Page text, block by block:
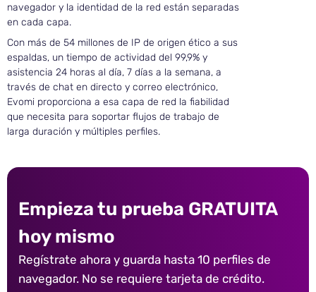
navegador y la identidad de la red están separadas
en cada capa.
Con más de 54 millones de IP de origen ético a sus
espaldas, un tiempo de actividad del 99,9% y
asistencia 24 horas al día, 7 días a la semana, a
través de chat en directo y correo electrónico,
Evomi proporciona a esa capa de red la fiabilidad
que necesita para soportar flujos de trabajo de
larga duración y múltiples perfiles.
Empieza tu prueba GRATUITA
hoy mismo
Regístrate ahora y guarda hasta 10 perfiles de
navegador. No se requiere tarjeta de crédito.